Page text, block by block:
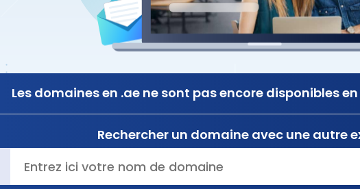
Les domaines en .ae ne sont pas encore disponibles
Rechercher un domaine avec une autre